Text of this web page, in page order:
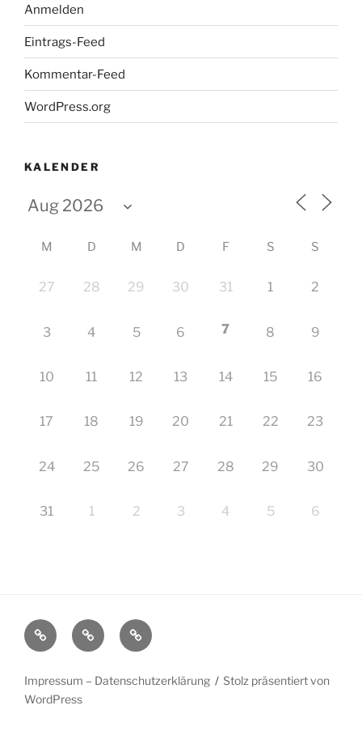
Anmelden
Eintrags-Feed
Kommentar-Feed
WordPress.org
KALENDER
M D M D F S S
27 28 29 30 31 1 2
3 4 5 6 7 8 9
10 11 12 13 14 15 16
17 18 19 20 21 22 23
24 25 26 27 28 29 30
31 1 2 3 4 5 6
StartseiteImpressum
–
Veranstaltungen
Impressum – Datenschutzerklärung
Stolz präsentiert von
WordPress